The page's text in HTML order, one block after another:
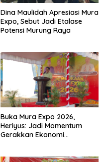
Dina Maulidah Apresiasi Mura
Expo, Sebut Jadi Etalase
Potensi Murung Raya
Buka Mura Expo 2026,
Heriyus: Jadi Momentum
Gerakkan Ekonomi